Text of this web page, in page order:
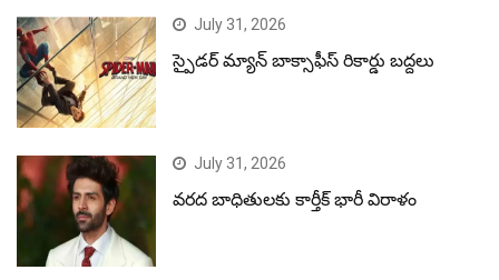
July 31, 2026
స్పైడర్ మ్యాన్ బాక్సాఫీస్ రికార్డు బద్దలు
July 31, 2026
వరద బాధితులకు కార్తీక్ భారీ విరాళం